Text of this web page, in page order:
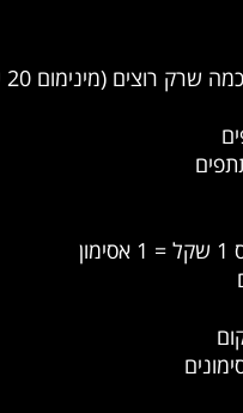
רוצים (מינימום 20 ₪)